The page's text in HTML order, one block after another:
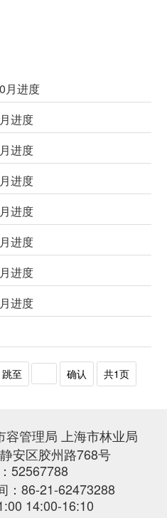
月进度
进度
进度
进度
进度
进度
进度
进度
跳至 确认 共1页
容管理局 上海市林业局
安区胶州路768号
52567788
：86-21-62473288
14:00-16:10